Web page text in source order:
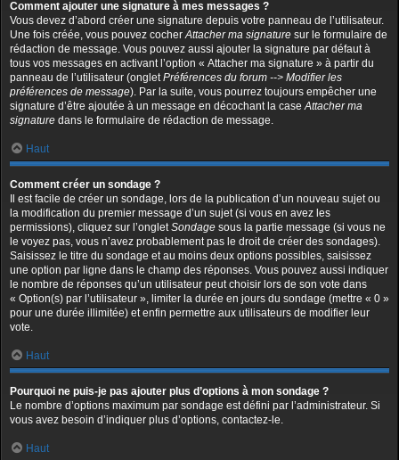
Comment ajouter une signature à mes messages ?
Vous devez d’abord créer une signature depuis votre panneau de l’utilisateur.
Une fois créée, vous pouvez cocherAttacher ma signature sur le formulaire de
rédaction de message. Vous pouvez aussi ajouter la signature par défaut à
tous vos messages en activant l’option « Attacher ma signature » à partir du
panneau de l’utilisateur (ongletPréférences du forum --> Modifier les
préférences de message). Par la suite, vous pourrez toujours empêcher une
signature d’être ajoutée à un message en décochant la caseAttacher ma
signature dans le formulaire de rédaction de message.
Haut
Comment créer un sondage ?
Il est facile de créer un sondage, lors de la publication d’un nouveau sujet ou
la modification du premier message d’un sujet (si vous en avez les
permissions), cliquez sur l’ongletSondage sous la partie message (si vous ne
le voyez pas, vous n’avez probablement pas le droit de créer des sondages).
Saisissez le titre du sondage et au moins deux options possibles, saisissez
une option par ligne dans le champ des réponses. Vous pouvez aussi indiquer
le nombre de réponses qu’un utilisateur peut choisir lors de son vote dans
« Option(s) par l’utilisateur », limiter la durée en jours du sondage (mettre « 0 »
pour une durée illimitée) et enfin permettre aux utilisateurs de modifier leur
vote.
Haut
Pourquoi ne puis-je pas ajouter plus d’options à mon sondage ?
Le nombre d’options maximum par sondage est défini par l’administrateur. Si
vous avez besoin d’indiquer plus d’options, contactez-le.
Haut